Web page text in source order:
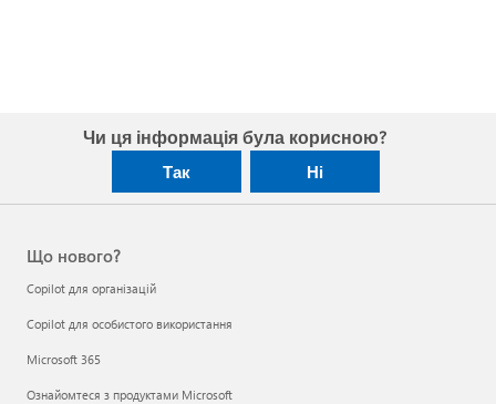
Чи ця інформація була корисною?
Так Ні
Що нового?
Copilot для організацій
Copilot для особистого використання
Microsoft 365
Ознайомтеся з продуктами Microsoft